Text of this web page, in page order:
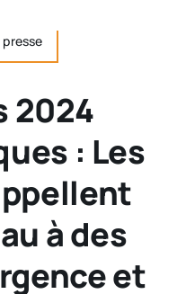
2024
: Les
à des
et